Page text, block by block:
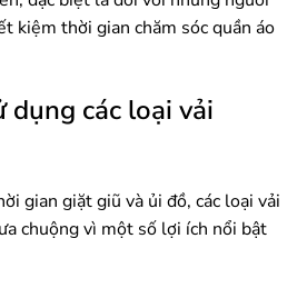
kiệm thời gian chăm sóc quần áo
dụng các loại vải
gian giặt giũ và ủi đồ, các loại vải
chuộng vì một số lợi ích nổi bật